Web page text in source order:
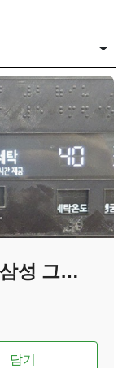
세탁기, 건조기 키가드 - 삼성 그랑데 A I 올인원 컨트롤
담기